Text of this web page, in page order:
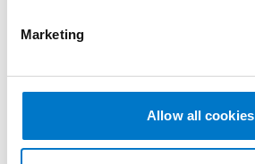
Marketing
Allow all cookies
Plus d'informations